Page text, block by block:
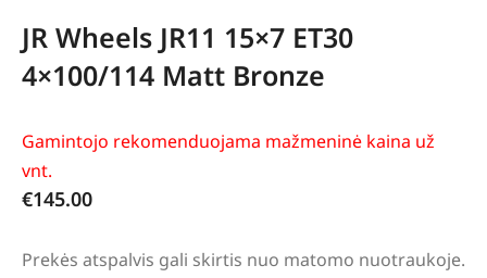
JR Wheels JR11 15×7 ET30
4×100/114 Matt Bronze
Gamintojo rekomenduojama mažmeninė kaina už
vnt.
€145.00
Prekės atspalvis gali skirtis nuo matomo nuotraukoje.